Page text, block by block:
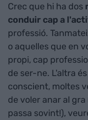
Crec que hi ha dos
conduir cap a
professió.
o aquelles que en
propi, cap
de ser-ne. L'altra
conscient, moltes
de voler anar al
passa sovint!),